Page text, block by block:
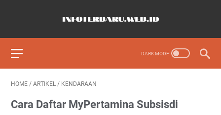
HOME / ARTIKEL / KENDARAAN
Cara Daftar MyPertamina Subsisdi